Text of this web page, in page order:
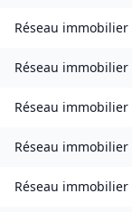
Réseau immobilier
Réseau immobilier
Réseau immobilier
Réseau immobilier
Réseau immobilier